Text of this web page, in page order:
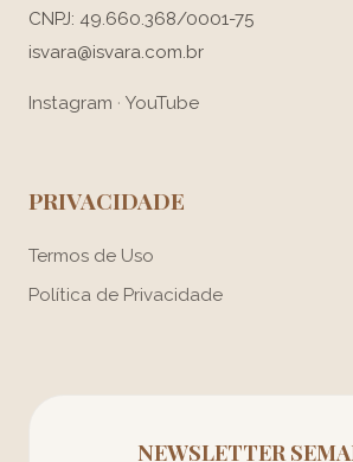
CNPJ: 49.660.368/0001-75
isvara@isvara.com.br
Instagram · YouTube
PRIVACIDADE
Termos de Uso
Política de Privacidade
NEWSLETTER